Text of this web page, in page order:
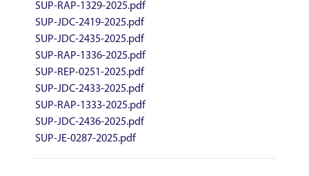
SUP-RAP-1329-2025.pdf
SUP-JDC-2419-2025.pdf
SUP-JDC-2435-2025.pdf
SUP-RAP-1336-2025.pdf
SUP-REP-0251-2025.pdf
SUP-JDC-2433-2025.pdf
SUP-RAP-1333-2025.pdf
SUP-JDC-2436-2025.pdf
SUP-JE-0287-2025.pdf